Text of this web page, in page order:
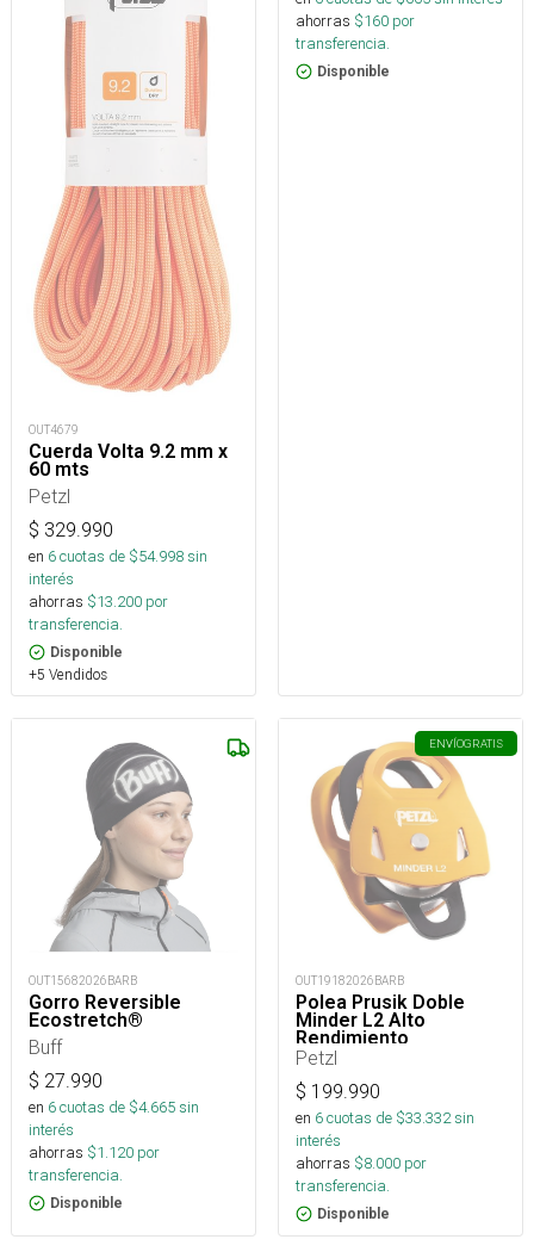
OUT4679
Cuerda Volta 9.2 mm x
60 mts
Petzl
$ 329.990
en 6cuotas de $54.998sin
interés
ahorras $13.200 por
transferencia.
Disponible
+5 Vendidos
ahorras $160 por
transferencia.
Disponible
OUT15682026BARB
Gorro Reversible
Ecostretch®
Buff
$ 27.990
en 6cuotas de $4.665sin
interés
ahorras $1.120 por
transferencia.
Disponible
ENVÍOGRATIS
OUT19182026BARB
Polea Prusik Doble
Minder L2 Alto
Rendimiento
Petzl
$ 199.990
en 6cuotas de $33.332sin
interés
ahorras $8.000 por
transferencia.
Disponible